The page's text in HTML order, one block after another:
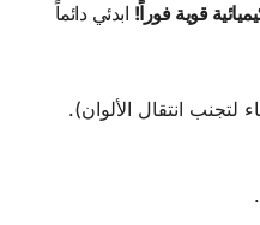
قوية فوراً! ابدئي دائماً
لتجنب انتقال الألوان).